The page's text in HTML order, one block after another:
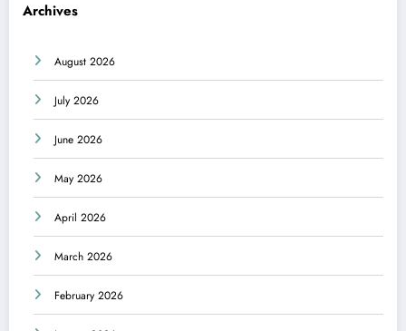
Archives
August 2026
July 2026
June 2026
May 2026
April 2026
March 2026
February 2026